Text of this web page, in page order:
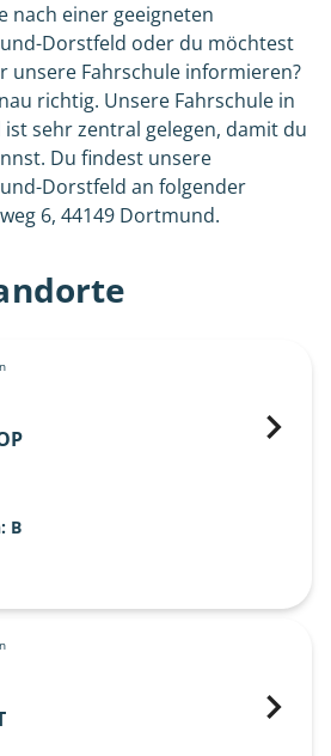
nach einer geeigneten
Dorstfeld oder du möchtest
unsere Fahrschule informieren?
richtig. Unsere Fahrschule in
sehr zentral gelegen, damit du
Du findest unsere
Dorstfeld an folgender
6, 44149 Dortmund.
B